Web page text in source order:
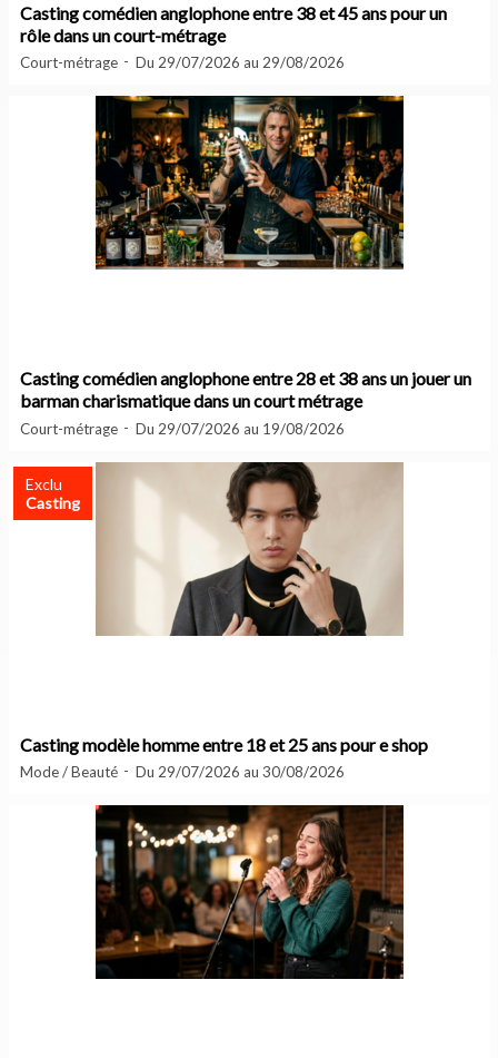
Casting comédien anglophone entre 38 et 45 ans pour un
rôle dans un court-métrage
Court-métrage Du 29/07/2026 au 29/08/2026
Casting comédien anglophone entre 28 et 38 ans un jouer un
barman charismatique dans un court métrage
Court-métrage Du 29/07/2026 au 19/08/2026
Exclu
Casting
Casting modèle homme entre 18 et 25 ans pour e shop
Mode / Beauté Du 29/07/2026 au 30/08/2026